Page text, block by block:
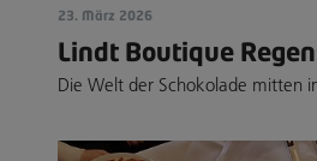
23. März 2026
Lindt Boutique
Die Welt der Schokolade mitten